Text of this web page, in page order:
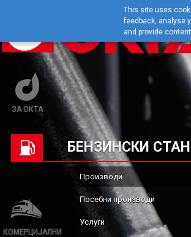
ЗА ОКТА
БЕНЗИНСКИ
Производи
Посебни производи
Услуги
КОМЕРЦИЈАЛНИ
This site uses
feedback, analyse
and provide